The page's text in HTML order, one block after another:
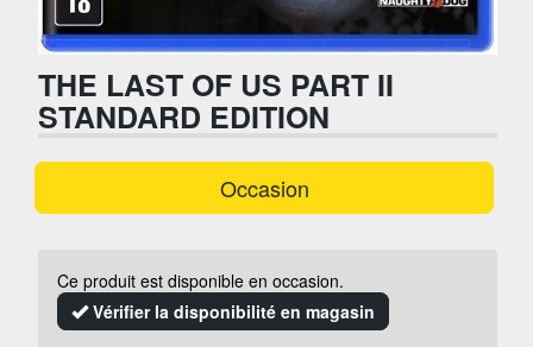
THE LAST OF US PART II
STANDARD EDITION
Occasion
Ce produit est disponible en occasion.
Vérifier la disponibilité en magasin